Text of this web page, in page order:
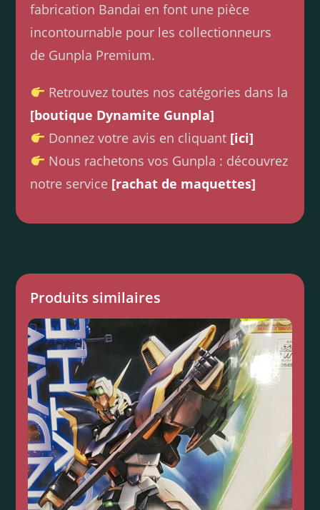
fabrication Bandai en font une pièce
incontournable pour les collectionneurs
de Gunpla Premium.
Retrouvez toutes nos catégories dans la
[boutique Dynamite Gunpla]
Donnez votre avis en cliquant [ici]
Nous rachetons vos Gunpla : découvrez
notre service [rachat de maquettes]
Produits similaires